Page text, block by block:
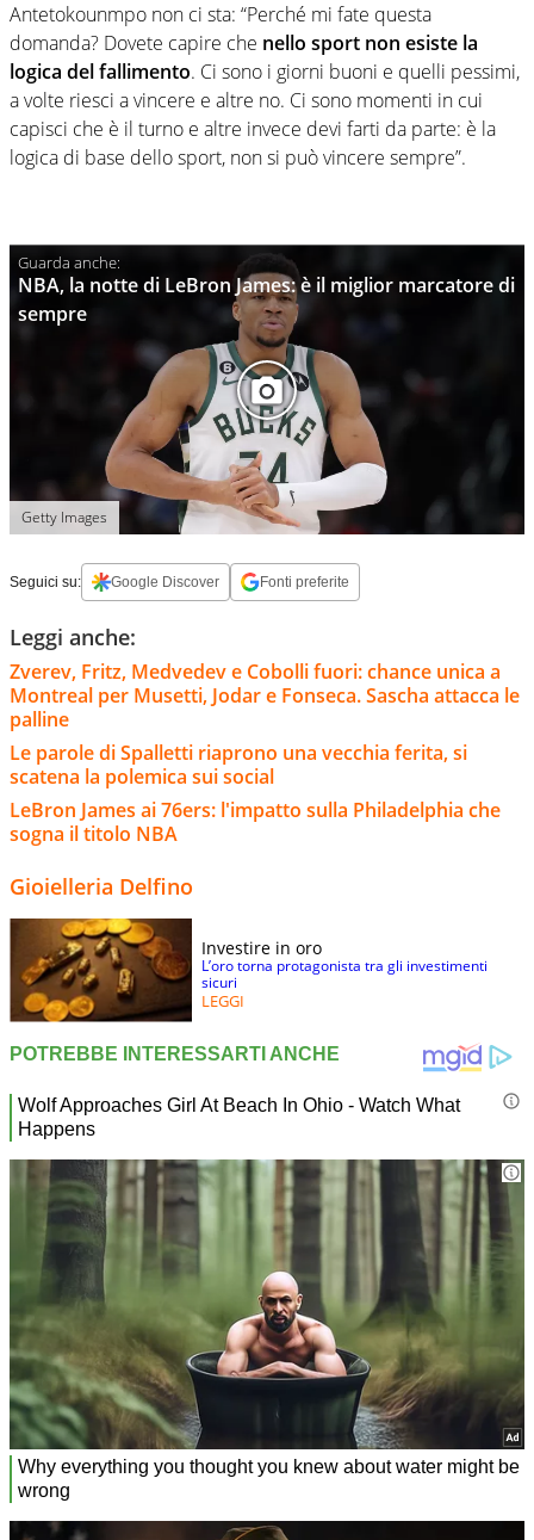
Antetokounmpo non ci sta: “Perché mi fate questa
domanda? Dovete capire che nello sport non esiste la
logica del fallimento. Ci sono i giorni buoni e quelli pessimi,
a volte riesci a vincere e altre no. Ci sono momenti in cui
capisci che è il turno e altre invece devi farti da parte: è la
logica di base dello sport, non si può vincere sempre”.
NBA, la notte di LeBron James: è il miglior marcatore di
sempre
Getty Images
Seguici su: Google Discover Fonti preferite
Leggi anche:
Zverev, Fritz, Medvedev e Cobolli fuori: chance unica a
Montreal per Musetti, Jodar e Fonseca. Sascha attacca le
palline
Le parole di Spalletti riaprono una vecchia ferita, si
scatena la polemica sui social
LeBron James ai 76ers: l'impatto sulla Philadelphia che
sogna il titolo NBA
Gioielleria Delfino
Investire in oro
L’oro torna protagonista tra gli investimenti
sicuri
LEGGI